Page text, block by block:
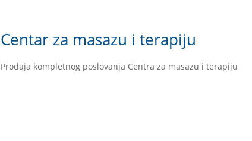
Centar za masazu i terapiju
Prodaja kompletnog poslovanja Centra za masazu i terapiju